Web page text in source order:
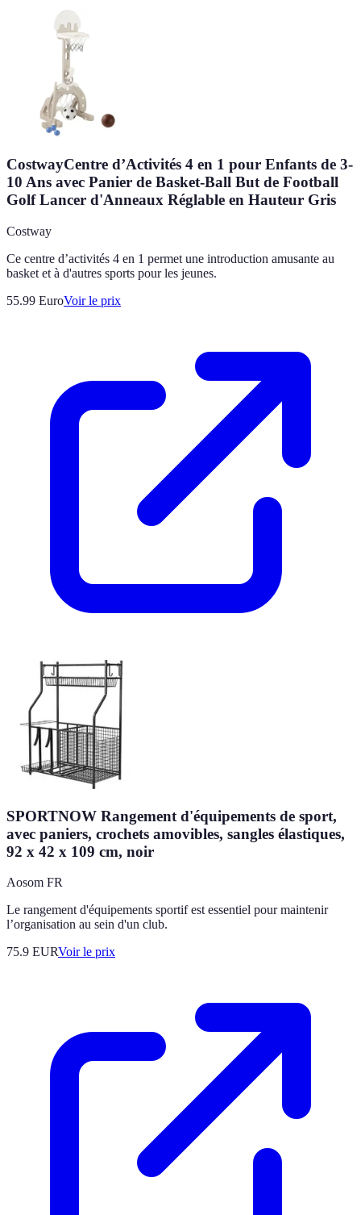
CostwayCentre d’Activités 4 en 1 pour Enfants de 3-
10 Ans avec Panier de Basket-Ball But de Football
Golf Lancer d'Anneaux Réglable en Hauteur Gris
Costway
Ce centre d’activités 4 en 1 permet une introduction amusante au
basket et à d'autres sports pour les jeunes.
55.99 EuroVoir le prix
SPORTNOW Rangement d'équipements de sport,
avec paniers, crochets amovibles, sangles élastiques,
92 x 42 x 109 cm, noir
Aosom FR
Le rangement d'équipements sportif est essentiel pour maintenir
l’organisation au sein d'un club.
75.9 EURVoir le prix